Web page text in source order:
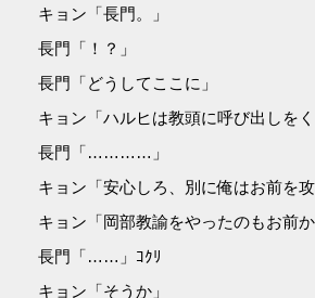
キョン「長門。」
長門「！？」
長門「どうしてここに」
キョン「ハルヒは教頭に呼び出しを
長門「…………」
キョン「安心しろ、別に俺はお前を
キョン「岡部教諭をやったのもお前か
長門「……」ｺｸﾘ
キョン「そうか」